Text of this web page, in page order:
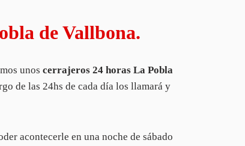
de Vallbona.
unos cerrajeros 24 horas La Pobla
de las 24hs de cada día los llamará y
acontecerle en una noche de sábado